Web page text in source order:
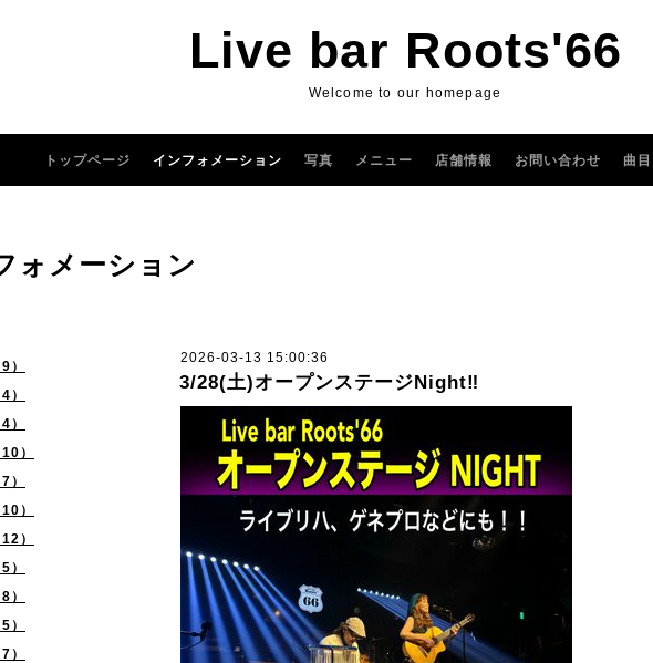
Live bar Roots'66
Welcome to our homepage
トップページ インフォメーション 写真 メニュー 店舗情報 お問い合わせ 曲
）
）
）
）
）
）
）
）
）
）
）
ォメーション
2026-03-13 15:00:36
3/28(土)オープンステージNight‼️